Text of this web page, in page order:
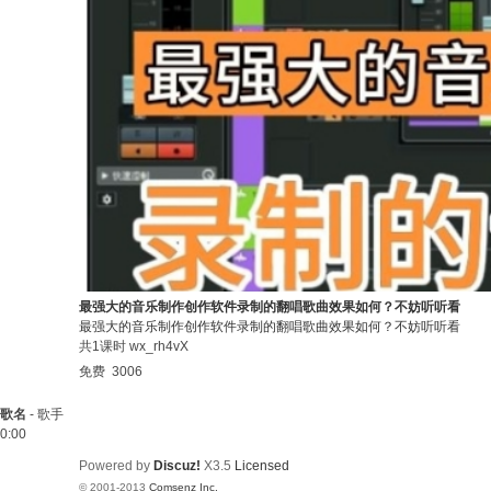
最强大的音乐制作创作软件录制的翻唱歌曲效果如何？不妨听听看
最强大的音乐制作创作软件录制的翻唱歌曲效果如何？不妨听听看
共1课时 wx_rh4vX
免费 3006
歌名 - 歌手
0:00
Powered by Discuz! X3.5 Licensed
© 2001-2013 Comsenz Inc.